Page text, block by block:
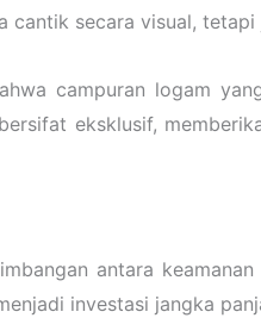
cantik secara visual,
campuran logam
eksklusif,
antara
investasi jangka